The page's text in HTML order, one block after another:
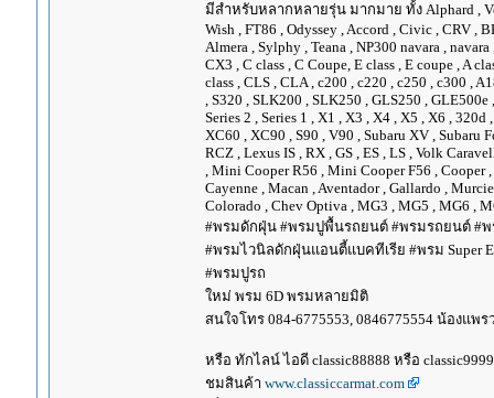
มีสำหรับหลากหลายรุ่น มากมาย ทั้ง Alphard ,
Wish , FT86 , Odyssey , Accord , Civic , CRV ,
Almera , Sylphy , Teana , NP300 navara ,
CX3 , C class , C Coupe, E class , E coupe , A
class , CLS , CLA , c200 , c220 , c250 , c300 ,
, S320 , SLK200 , SLK250 , GLS250 , GLE500e
Series 2 , Series 1 , X1 , X3 , X4 , X5 , X6 ,
XC60 , XC90 , S90 , V90 , Subaru XV , Subaru
RCZ , Lexus IS , RX , GS , ES , LS , Volk
, Mini Cooper R56 , Mini Cooper F56 , Cooper
Cayenne , Macan , Aventador , Gallardo ,
Colorado , Chev Optiva , MG3 , MG5 , MG6 ,
#พรมดักฝุ่น #พรมปูพื้นรถยนต์ #พรมรถยนต์ #พ
#พรมไวนิลดักฝุ่นแอนตี้แบคทีเรีย #พรม Super
#พรมปูรถ
ใหม่ พรม 6D พรมหลายมิติ
สนใจโทร 084-6775553, 0846775554 น้องแพร
หรือ ทักไลน์ ไอดี classic88888 หรือ
ชมสินค้า www.classiccarmat.com